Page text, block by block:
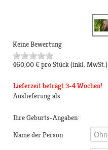
Keine Bewertung
460,00 €pro Stück(inkl. MwSt.)
Lieferzeit beträgt 3-4 Wochen!
Auslieferung als
Ihre Geburts-Angaben:
Name der Person